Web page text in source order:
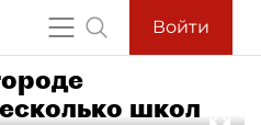
Войти
школ